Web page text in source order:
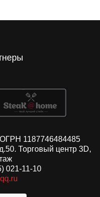
1187746484485
Торговый центр 3D,
021-11-10